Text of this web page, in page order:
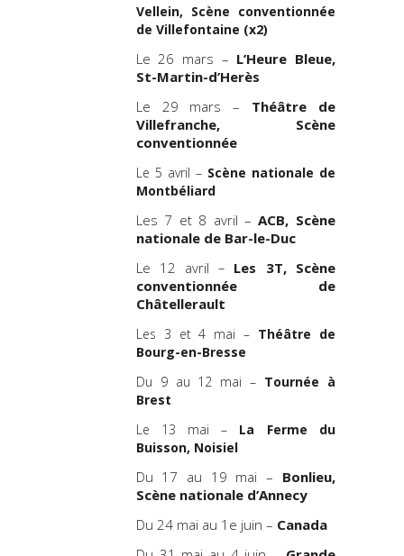
Vellein, Scène conventionnée
de Villefontaine (x2)
Le 26 mars – L’Heure Bleue,
St-Martin-d’Herès
Le 29 mars – Théâtre de
Villefranche, Scène
conventionnée
Le 5 avril – Scène nationale de
Montbéliard
Les 7 et 8 avril –ACB, Scène
nationale de Bar-le-Duc
Le 12 avril – Les 3T, Scène
conventionnée de
Châtellerault
Les 3 et 4 mai – Théâtre de
Bourg-en-Bresse
Du 9 au 12 mai – Tournée à
Brest
Le 13 mai – La Ferme du
Buisson, Noisiel
Du 17 au 19 mai – Bonlieu,
Scène nationale d’Annecy
Du 24 mai au 1e juin – Canada